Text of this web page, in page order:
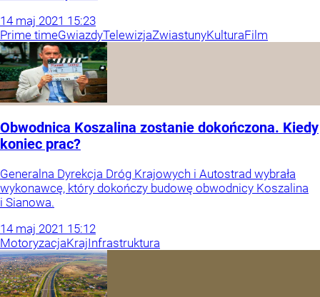
14 maj 2021 15:23
Prime timeGwiazdyTelewizjaZwiastunyKulturaFilm
Obwodnica Koszalina zostanie dokończona. Kiedy
koniec prac?
Generalna Dyrekcja Dróg Krajowych i Autostrad wybrała
wykonawcę, który dokończy budowę obwodnicy Koszalina
i Sianowa.
14 maj 2021 15:12
MotoryzacjaKrajInfrastruktura